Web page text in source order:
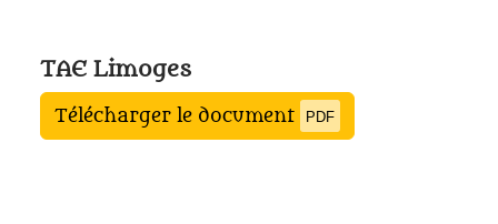
TAE Limoges
Télécharger le document PDF